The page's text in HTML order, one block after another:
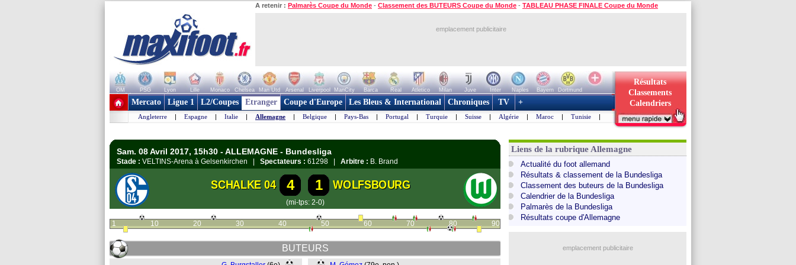
A retenir : Palmarès Coupe du Monde - Classement des BUTEURS Coupe du Monde - TABLEAU PHASE FINALE Coupe du Monde
emplacement publicitaire
OM PSG Lyon Lille Monaco Chelsea Man Utd Arsenal Liverpool ManCity Barca Real Atletico Milan Juve Inter Naples Bayern
Dortmund
+ de clubs
Résultats
Classements
Calendriers
Mercato Ligue 1 L2/Coupes Etranger Coupe d'Europe Les Bleus & International Chroniques TV +
Angleterre | Espagne | Italie | Allemagne | Belgique | Pays-Bas | Portugal | Turquie | Suisse | Algérie | Maroc | Tunisie |
Sam. 08 Avril 2017, 15h30 - ALLEMAGNE - Bundesliga
Stade : VELTINS-Arena à Gelsenkirchen | Spectateurs : 61298 | Arbitre : B. Brand
SCHALKE 04 4 1 WOLFSBOURG
(mi-tps: 2-0)
1 10 20 30 40 50 60 70 80 90
BUTEURS
Liens de la rubrique Allemagne
Actualité du foot allemand
Résultats & classement de la Bundesliga
Classement des buteurs de la Bundesliga
Calendrier de la Bundesliga
Palmarès de la Bundesliga
Résultats coupe d'Allemagne
emplacement publicitaire